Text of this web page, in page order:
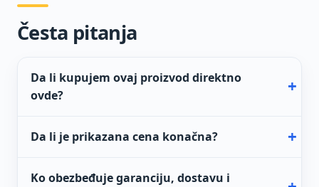
Česta pitanja
Da li kupujem ovaj proizvod direktno
ovde?
Da li je prikazana cena konačna?
Ko obezbeđuje garanciju, dostavu i